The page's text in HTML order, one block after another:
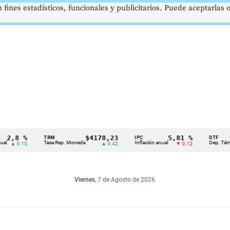
TRM
Tasa Rep. Moneda
$4178,23
▲ 0.42
IPC
Inflación anual
5,81 %
▼ 0.12
DTF
Dep. Término Fijo
Viernes, 7 de Agosto de 2026
estadísticos, funcionales y publicitarios. Puede aceptarlas